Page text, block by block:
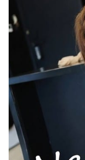
[微密圈]120斤的
2023-03-29
美媛馆 –
[Xiuren秀人网]
1002.39 MB]
2025-
Umeko J –
[Xiuren秀人网
697MB]